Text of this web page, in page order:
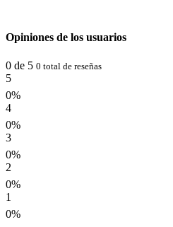
Opiniones de los usuarios
0 de 5 0 total de reseñas
5
0%
4
0%
3
0%
2
0%
1
0%